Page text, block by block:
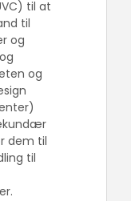
til at
til
og
og
dem til
til